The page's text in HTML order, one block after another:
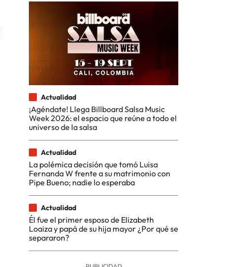
Actualidad
¡Agéndate! Llega Billboard Salsa Music
Week 2026: el espacio que reúne a todo el
universo de la salsa
Actualidad
La polémica decisión que tomó Luisa
Fernanda W frente a su matrimonio con
Pipe Bueno; nadie lo esperaba
Actualidad
Él fue el primer esposo de Elizabeth
Loaiza y papá de su hija mayor ¿Por qué se
separaron?